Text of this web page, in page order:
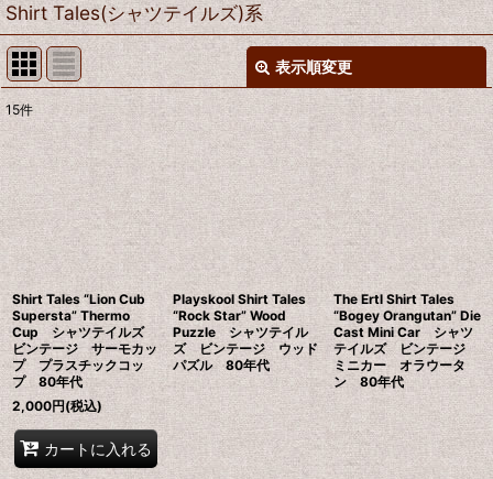
Shirt Tales(シャツテイルズ)系
表示順変更
表示数 :
在庫あり
並び順
絞り込む
15件
Shirt Tales “Lion Cub
Supersta” Thermo
Cup シャツテイルズ
ビンテージ サーモカッ
プ プラスチックコッ
プ 80年代
2,000円(税込)
カートに入れる
Playskool Shirt Tales
“Rock Star” Wood
Puzzle シャツテイル
ズ ビンテージ ウッド
パズル 80年代
The Ertl Shirt Tales
“Bogey Orangutan” Die
Cast Mini Car シャツ
テイルズ ビンテージ
ミニカー オラウータ
ン 80年代